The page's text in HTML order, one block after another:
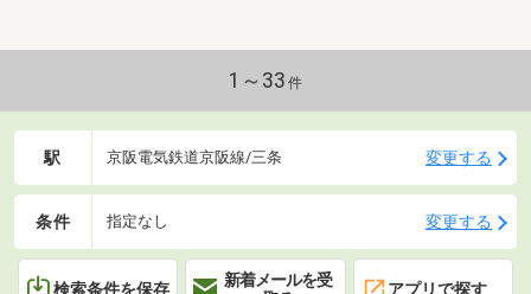
1～33 件
駅 京阪電気鉄道京阪線/三条 変更する
条件 指定なし 変更する
検索条件を保存
新着メールを受
アプリで探す